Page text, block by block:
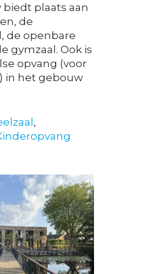
biedt plaats aan
de
de openbare
gymzaal. Ook is
opvang (voor
in het gebouw
,